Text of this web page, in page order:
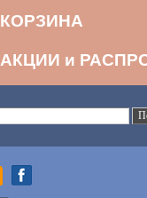
КОРЗИНА
АКЦИИ и